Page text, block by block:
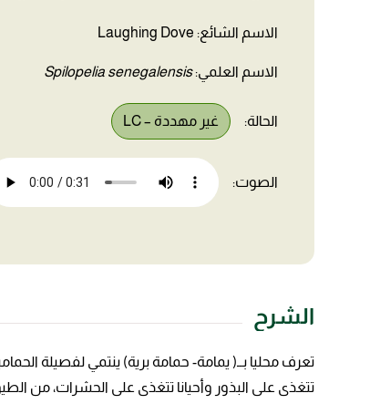
الاسم الشائع: Laughing Dove
الاسم العلمي:Spilopelia senegalensis
الحالة: غير مهددة – LC
الصوت:
الشرح
تعرف محليا بــ( يمامة- حمامة برية) ينتمي لفصيلة
تتغذى على البذور وأحيانا تتغذى على الحشرات، من